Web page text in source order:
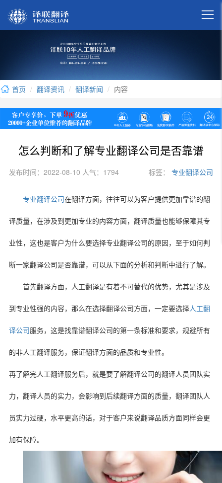

首页 翻译资讯 翻译新闻 内容
怎么判断和了解专业翻译公司是否靠谱
发布时间：2022-08-10 人气：1794 标签： 专业翻译公司
专业翻译公司 在翻译方面，往往可以为客户提供更加靠谱的翻
译质量，在涉及到更加专业的内容方面，翻译质量也能够保障其专
业性，这也是客户为什么要选择专业翻译公司的原因，至于如何判
断一家翻译公司是否靠谱，可以从下面的分析和判断中进行了解。
首先翻译方面，人工翻译是有着不可替代的优势，尤其是涉及
到专业性强的内容，那么在选择翻译公司方面，一定要选择人工翻
译公司 服务，这是找靠谱翻译公司的第一条标准和要求，规避所有
的非人工翻译服务，保证翻译方面的品质和专业性。
再了解完人工翻译服务后，就是要了解翻译公司的翻译人员团队实
力，翻译人员的实力，会影响到后续翻译方面的质量，翻译团队人
员实力过硬，水平更高的话，对于客户来说翻译品质方面同样会更
加有保障。